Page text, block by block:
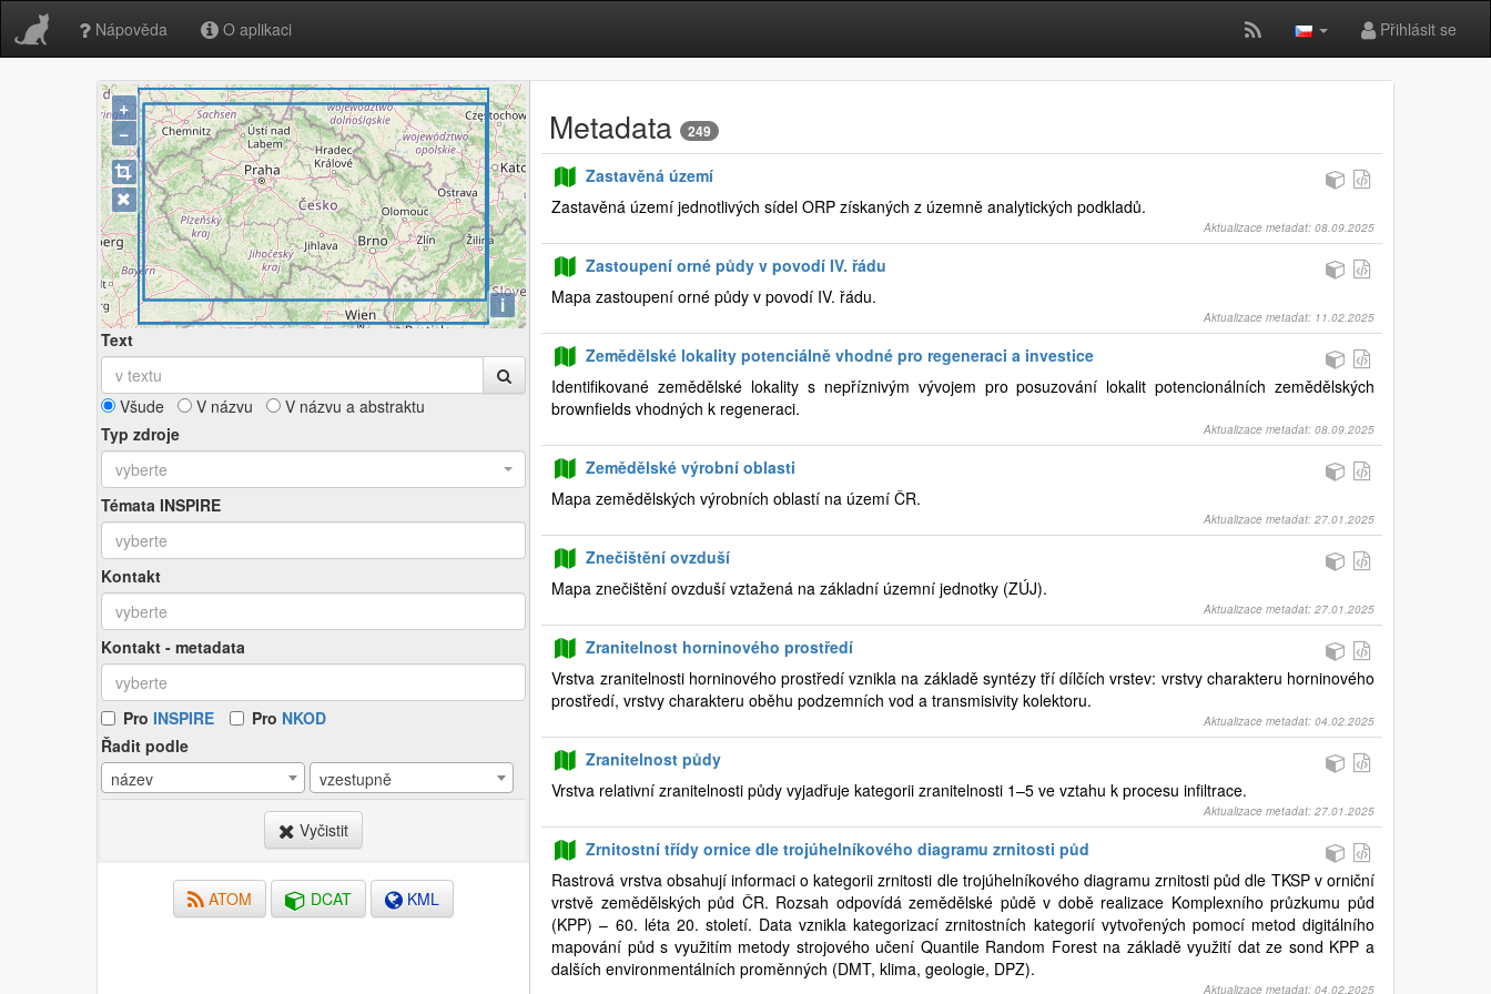
Nápověda O aplikaci Přihlásit se
+
−
i
Text
Všude V názvu
V názvu a abstraktu
Typ zdroje
vyberte
Témata INSPIRE
Kontakt
Kontakt - metadata
Pro INSPIRE Pro NKOD
Řadit podle
název
vzestupně
Vyčistit
ATOM DCAT KML
Metadata 249
Zastavěná území
Zastavěná území jednotlivých sídel ORP získaných z územně analytických podkladů.
Aktualizace metadat: 08.09.2025
Zastoupení orné půdy v povodí IV. řádu
Mapa zastoupení orné půdy v povodí IV. řádu.
Aktualizace metadat: 11.02.2025
Zemědělské lokality potenciálně vhodné pro regeneraci a investice
Identifikované zemědělské lokality s nepříznivým vývojem pro posuzování lokalit potencionálních zemědělských
brownfields vhodných k regeneraci.
Aktualizace metadat: 08.09.2025
Zemědělské výrobní oblasti
Mapa zemědělských výrobních oblastí na území ČR.
Aktualizace metadat: 27.01.2025
Znečištění ovzduší
Mapa znečištění ovzduší vztažená na základní územní jednotky (ZÚJ).
Aktualizace metadat: 27.01.2025
Zranitelnost horninového prostředí
Vrstva zranitelnosti horninového prostředí vznikla na základě syntézy tří dílčích vrstev: vrstvy charakteru horninového
prostředí, vrstvy charakteru oběhu podzemních vod a transmisivity kolektoru.
Aktualizace metadat: 04.02.2025
Zranitelnost půdy
Vrstva relativní zranitelnosti půdy vyjadřuje kategorii zranitelnosti 1–5 ve vztahu k procesu infiltrace.
Aktualizace metadat: 27.01.2025
Zrnitostní třídy ornice dle trojúhelníkového diagramu zrnitosti půd
Rastrová vrstva obsahují informaci o kategorii zrnitosti dle trojúhelníkového diagramu zrnitosti půd dle TKSP v orniční
vrstvě zemědělských půd ČR. Rozsah odpovídá zemědělské půdě v době realizace Komplexního průzkumu půd
(KPP) – 60. léta 20. století. Data vznikla kategorizací zrnitostních kategorií vytvořených pomocí metod digitálního
mapování půd s využitím metody strojového učení Quantile Random Forest na základě využití dat ze sond KPP a
dalších environmentálních proměnných (DMT, klima, geologie, DPZ).
Aktualizace metadat: 04.02.2025